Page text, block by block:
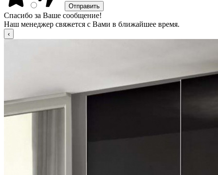
Спасибо за Ваше сообщение!
Наш менеджер свяжется с Вами в ближайшее время.